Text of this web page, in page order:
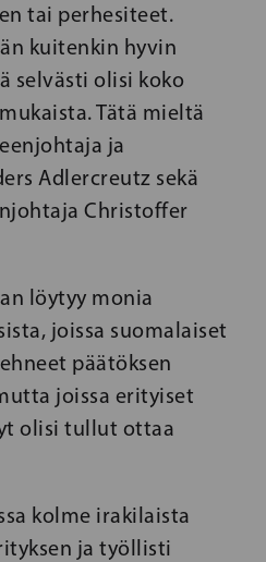
tai perhesiteet.
kuitenkin hyvin
selvästi olisi koko
Tätä mieltä
ja
Adlercreutz sekä
Christoffer
löytyy monia
joissa suomalaiset
päätöksen
joissa erityiset
olisi tullut ottaa
kolme irakilaista
ja työllisti